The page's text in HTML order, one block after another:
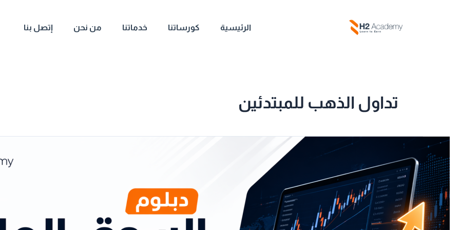
الرئيسية كورساتنا خدماتنا من نحن إتصل بنا
تداول الذهب للمبتدئين
دبلوم
السوق
المالي
:
تعلم
التداول
من